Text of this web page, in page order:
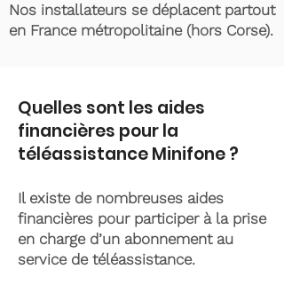
Nos installateurs se déplacent partout
en France métropolitaine (hors Corse).
Quelles sont les aides
financières pour la
téléassistance Minifone ?
Il existe de nombreuses aides
financières pour participer à la prise
en charge d’un abonnement au
service de téléassistance.